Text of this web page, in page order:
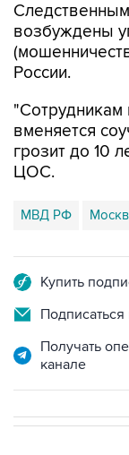
возбуждены
России.
"Сотрудникам
вменяется
грозит до 10
ЦОС.
МВД РФ
Купить
Подписаться
Получать
канале